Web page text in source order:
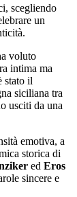
scegliendo
un
voluto
intima ma
stato il
siciliana tra
usciti da una
emotiva, a
storica di
ed Eros
sincere e